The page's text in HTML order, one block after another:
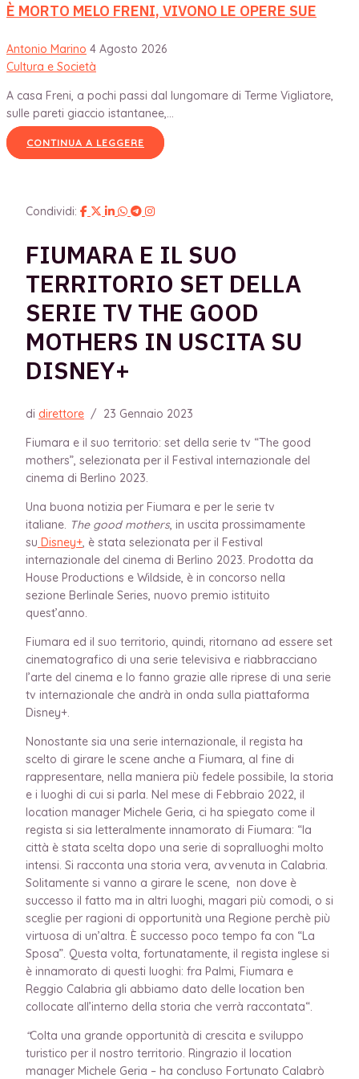
È MORTO MELO FRENI, VIVONO LE OPERE SUE
Antonio Marino 4 Agosto 2026
Cultura e Società
A casa Freni, a pochi passi dal lungomare di Terme Vigliatore,
sulle pareti giaccio istantanee,...
CONTINUA A LEGGERE
Condividi:
FIUMARA E IL SUO
TERRITORIO SET DELLA
SERIE TV THE GOOD
MOTHERS IN USCITA SU
DISNEY+
di direttore / 23 Gennaio 2023
Fiumara e il suo territorio: set della serie tv “The good
mothers”, selezionata per il Festival internazionale del
cinema di Berlino 2023.
Una buona notizia per Fiumara e per le serie tv
italiane. The good mothers, in uscita prossimamente
su Disney+, è stata selezionata per il Festival
internazionale del cinema di Berlino 2023. Prodotta da
House Productions e Wildside, è in concorso nella
sezione Berlinale Series, nuovo premio istituito
quest’anno.
Fiumara ed il suo territorio, quindi, ritornano ad essere set
cinematografico di una serie televisiva e riabbracciano
l’arte del cinema e lo fanno grazie alle riprese di una serie
tv internazionale che andrà in onda sulla piattaforma
Disney+.
Nonostante sia una serie internazionale, il regista ha
scelto di girare le scene anche a Fiumara, al fine di
rappresentare, nella maniera più fedele possibile, la storia
e i luoghi di cui si parla. Nel mese di Febbraio 2022, il
location manager Michele Geria, ci ha spiegato come il
regista si sia letteralmente innamorato di Fiumara: “la
città è stata scelta dopo una serie di sopralluoghi molto
intensi. Si racconta una storia vera, avvenuta in Calabria.
Solitamente si vanno a girare le scene, non dove è
successo il fatto ma in altri luoghi, magari più comodi, o si
sceglie per ragioni di opportunità una Regione perchè più
virtuosa di un’altra. È successo poco tempo fa con “La
Sposa”. Questa volta, fortunatamente, il regista inglese si
è innamorato di questi luoghi: fra Palmi, Fiumara e
Reggio Calabria gli abbiamo dato delle location ben
collocate all’interno della storia che verrà raccontata“.
“Colta una grande opportunità di crescita e sviluppo
turistico per il nostro territorio. Ringrazio il location
manager Michele Geria – ha concluso Fortunato Calabrò